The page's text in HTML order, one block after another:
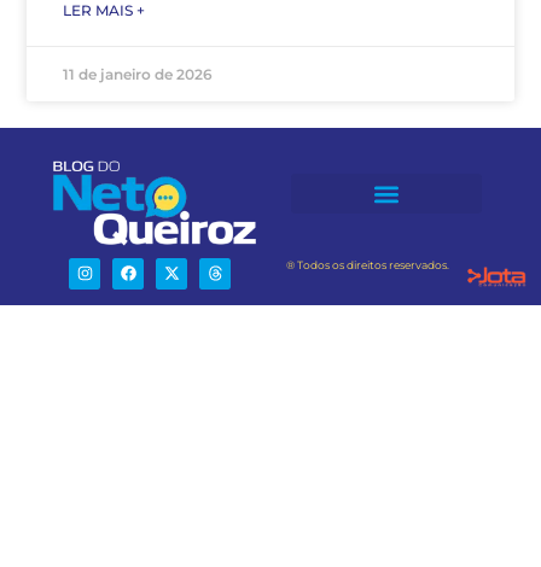
LER MAIS +
11 de janeiro de 2026
® Todos os direitos reservados.